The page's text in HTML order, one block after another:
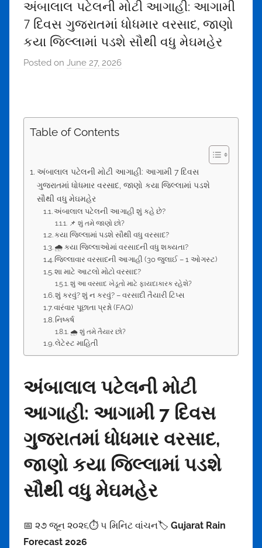
અંબાલાલ પટેલની મોટી આગાહી: આગામી
7 દિવસ ગુજરાતમાં ધોધમાર વરસાદ, જાણો
કયા જિલ્લામાં પડશે સૌથી વધુ મેઘમહેર
Posted on June 27, 2026
t
h
k
o
r
u
n
d
r
1
5
g
a
i
.
o
Table of Contents
અંબાલાલ પટેલની મોટી આગાહી: આગામી 7 દિવસ
ગુજરાતમાં ધોધમાર વરસાદ, જાણો કયા જિલ્લામાં પડશે
સૌથી વધુ મેઘમહેર
અંબાલાલ પટેલની આગાહી શું કહે છે?
📌 શું તમે જાણો છો?
કયા જિલ્લામાં પડશે સૌથી વધુ વરસાદ?
🌧️ કયા જિલ્લાઓમાં વરસાદની વધુ શક્યતા?
જિલ્લાવાર વરસાદની આગાહી (30 જુલાઈ – 1 ઓગસ્ટ)
શા માટે આટલો મોટો વરસાદ?
શું આ વરસાદ ખેડૂતો માટે ફાયદાકારક રહેશે?
શું કરવું? શું ન કરવું? – વરસાદી તૈયારી ટિપ્સ
વારંવાર પૂછાતા પ્રશ્નો (FAQ)
નિષ્કર્ષ
🌧️ શું તમે તૈયાર છો?
લેટેસ્ટ માહિતી
અંબાલાલ પટેલની મોટી
આગાહી: આગામી 7 દિવસ
ગુજરાતમાં ધોધમાર વરસાદ,
જાણો કયા જિલ્લામાં પડશે
સૌથી વધુ મેઘમહેર
📅 ૨૭ જૂન ૨૦૨૬⏱ ૫ મિનિટ વાંચન🏷 Gujarat Rain
Forecast 2026